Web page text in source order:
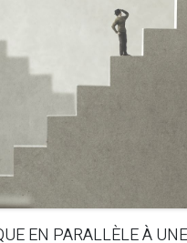
EN PARALLÈLE À